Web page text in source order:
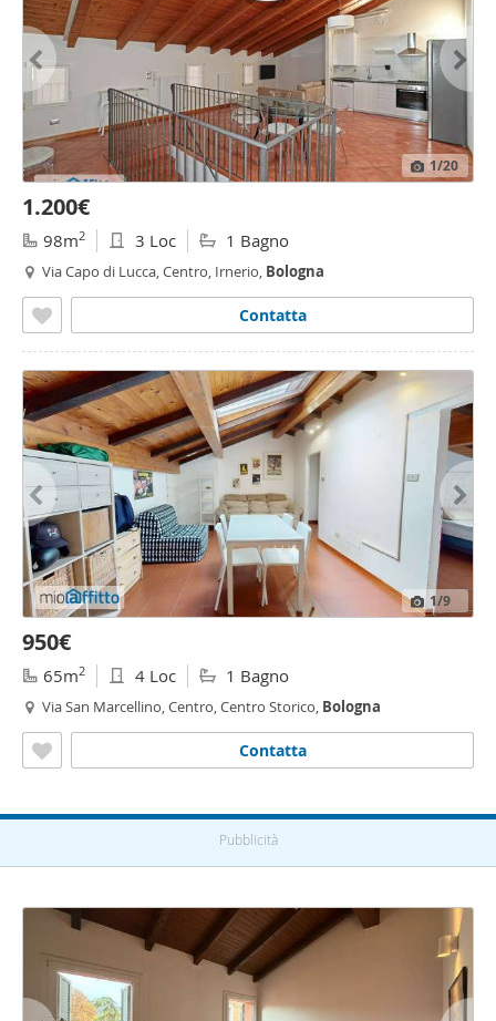
1/20
1.200€
98m2 3 Loc 1 Bagno
Via Capo di Lucca, Centro, Irnerio, Bologna
Contatta
1/9
950€
65m2 4 Loc 1 Bagno
Via San Marcellino, Centro, Centro Storico, Bologna
Contatta
Pubblicità